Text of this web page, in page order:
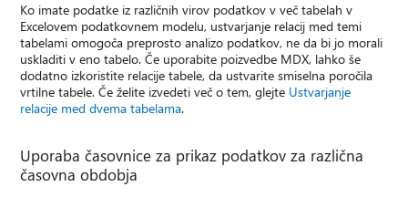
Ko imate podatke iz različnih virov podatkov v več tabelah v
Excelovem podatkovnem modelu, ustvarjanje relacij med temi
tabelami omogoča preprosto analizo podatkov, ne da bi jo morali
uskladiti v eno tabelo. Če uporabite poizvedbe MDX, lahko še
dodatno izkoristite relacije tabele, da ustvarite smiselna poročila
vrtilne tabele. Če želite izvedeti več o tem, glejte Ustvarjanje
relacije med dvema tabelama.
Uporaba časovnice za prikaz podatkov za različna
časovna obdobja